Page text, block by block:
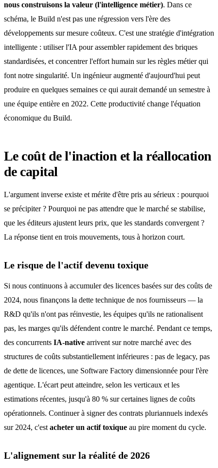
nous construisons la valeur (l'intelligence métier). Dans ce
schéma, le Build n'est pas une régression vers l'ère des
développements sur mesure coûteux. C'est une stratégie d'intégration
intelligente : utiliser l'IA pour assembler rapidement des briques
standardisées, et concentrer l'effort humain sur les règles métier qui
font notre singularité. Un ingénieur augmenté d'aujourd'hui peut
produire en quelques semaines ce qui aurait demandé un semestre à
une équipe entière en 2022. Cette productivité change l'équation
économique du Build.
Le coût de l'inaction et la réallocation
de capital
L'argument inverse existe et mérite d'être pris au sérieux : pourquoi
se précipiter ? Pourquoi ne pas attendre que le marché se stabilise,
que les éditeurs ajustent leurs prix, que les standards convergent ?
La réponse tient en trois mouvements, tous à horizon court.
Le risque de l'actif devenu toxique
Si nous continuons à accumuler des licences basées sur des coûts de
2024, nous finançons la dette technique de nos fournisseurs — la
R&D qu'ils n'ont pas réinvestie, les équipes qu'ils ne rationalisent
pas, les marges qu'ils défendent contre le marché. Pendant ce temps,
des concurrents IA-native arrivent sur notre marché avec des
structures de coûts substantiellement inférieures : pas de legacy, pas
de dette de licences, une Software Factory dimensionnée pour l'ère
agentique. L'écart peut atteindre, selon les verticaux et les
estimations récentes, jusqu'à 80 % sur certaines lignes de coûts
opérationnels. Continuer à signer des contrats pluriannuels indexés
sur 2024, c'est acheter un actif toxique au pire moment du cycle.
L'alignement sur la réalité de 2026